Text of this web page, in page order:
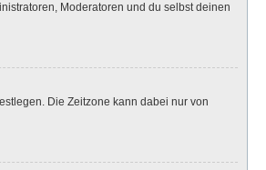
Moderatoren und du selbst deinen
Die Zeitzone kann dabei nur von